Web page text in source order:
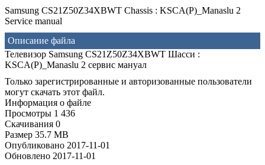
Samsung CS21Z50Z34XBWT Chassis : KSCA(P)_Manaslu 2
Service manual
Описание файла
Телевизор Samsung CS21Z50Z34XBWT Шасси :
KSCA(P)_Manaslu 2 сервис мануал
Только зарегистрированные и авторизованные пользователи
могут скачать этот файл.
Информация о файле
Просмотры 1 436
Скачивания 0
Размер 35.7 MB
Опубликовано 2017-11-01
Обновлено 2017-11-01